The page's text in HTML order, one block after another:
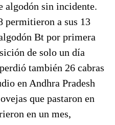
algodón sin incidente.
permitieron a sus 13
Bt por primera
de solo un día
también 26 cabras
en Andhra Pradesh
que pastaron en
en un mes,